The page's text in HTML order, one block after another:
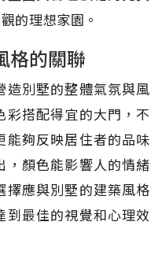
的理想家園。
格的關聯
造別墅的整體氣氛與風
彩搭配得宜的大門，不
能夠反映居住者的品味
，顏色能影響人的情緒
擇應與別墅的建築風格
最佳的視覺和心理效